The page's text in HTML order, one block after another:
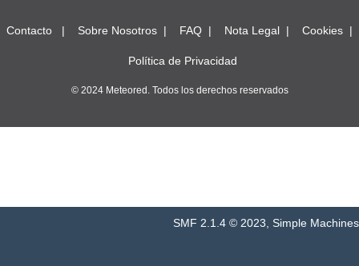
Contacto Sobre Nosotros FAQ Nota Legal Cookies
Política de Privacidad
© 2024 Meteored. Todos los derechos reservados
SMF 2.1.4 © 2023 Simple Machines